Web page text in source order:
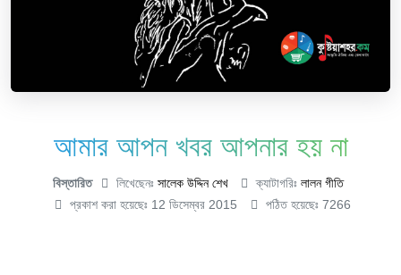
আমার আপন খবর আপনার হয় না
বিস্তারিত লিখেছেনঃ সালেক উদ্দিন শেখ ক্যাটাগরিঃ লালন গীতি
প্রকাশ করা হয়েছেঃ 12 ডিসেম্বর 2015
পঠিত হয়েছেঃ 7266